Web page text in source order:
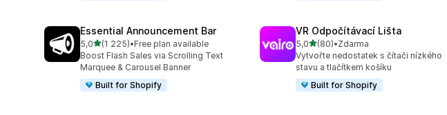
Essential Announcement Bar
5,0z 5 hvězd
(1 225)
Celkový počet recenzí: 1225
•Free plan available
Boost Flash Sales via Scrolling Text
Marquee & Carousel Banner
Built for Shopify
VR Odpočítávací Lišta
5,0z 5 hvězd
(80)
Celkový počet recenzí: 80
•Zdarma
Vytvořte nedostatek s čítači nízkého
stavu a tlačítkem košíku
Built for Shopify